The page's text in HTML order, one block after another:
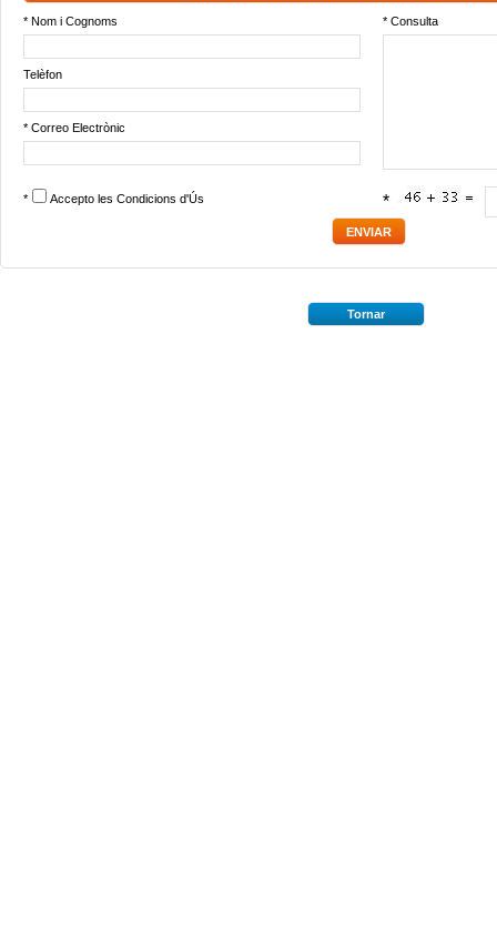
* Nom i Cognoms * Consulta
Telèfon
* Correo Electrònic
* Accepto les Condicions d'Ús *
Tornar